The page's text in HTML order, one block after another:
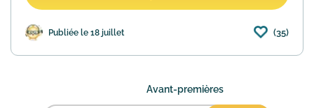
Publiée le 18 juillet (35)
Avant-premières